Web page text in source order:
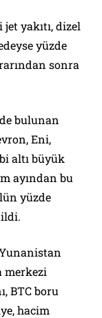
yakıtı, dizel
yüzde
sonra
bulunan
Eni,
altı büyük
ayından bu
yüzde
merkezi
BTC boru
hacim